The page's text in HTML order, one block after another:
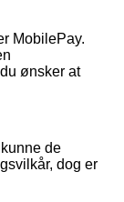
MobilePay.
ønsker at
de
dog er